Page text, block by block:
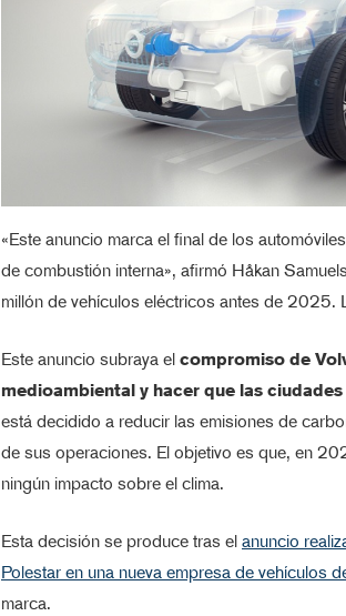
«Este anuncio marca el final de los
de combustión interna», afirmó Håkan
millón de vehículos eléctricos antes de 2025.
Este anuncio subraya el compromiso de
medioambiental y hacer que las
está decidido a reducir las emisiones de
de sus operaciones. El objetivo es que, en
ningún impacto sobre el clima.
Esta decisión se produce tras el anuncio
Polestar en una nueva empresa de vehículos
marca.